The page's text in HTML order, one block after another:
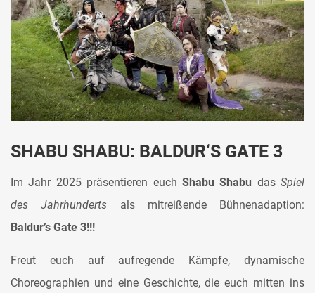
SHABU SHABU: BALDUR‘S GATE 3
Im Jahr 2025 präsentieren euch Shabu Shabu das Spiel
des Jahrhunderts als mitreißende Bühnenadaption:
Baldur’s Gate 3!!!
Freut euch auf aufregende Kämpfe, dynamische
Choreographien und eine Geschichte, die euch mitten ins